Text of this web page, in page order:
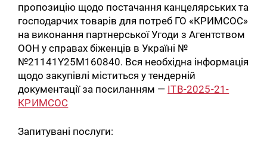
пропозицію щодо постачання канцелярських та
господарчих товарів для потреб ГО «КРИМСОС»
на виконання партнерської Угоди з Агентством
ООН у справах біженців в Україні №
№21141Y25M160840. Вся необхідна інформація
щодо закупівлі міститься у тендерній
документації за посиланням — ITB-2025-21-
КРИМСОC
Запитувані послуги: